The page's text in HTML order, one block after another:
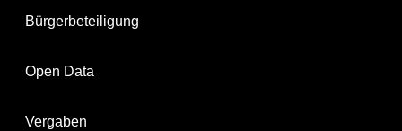
Bürgerbeteiligung
Open Data
Vergaben